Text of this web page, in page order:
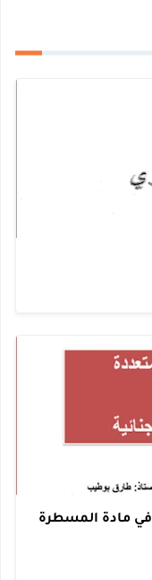
سؤال جواب متعدد الاختيارات Qcm في مادة المسطرة